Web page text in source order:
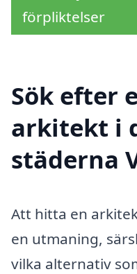
förpliktelser
Sök efter
arkitekt i
städerna
Att hitta en
en utmaning,
vilka alternativ